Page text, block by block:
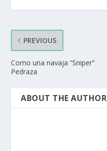
PREVIOUS
Como una navaja “Sniper”
Pedraza
ABOUT THE AUTHOR